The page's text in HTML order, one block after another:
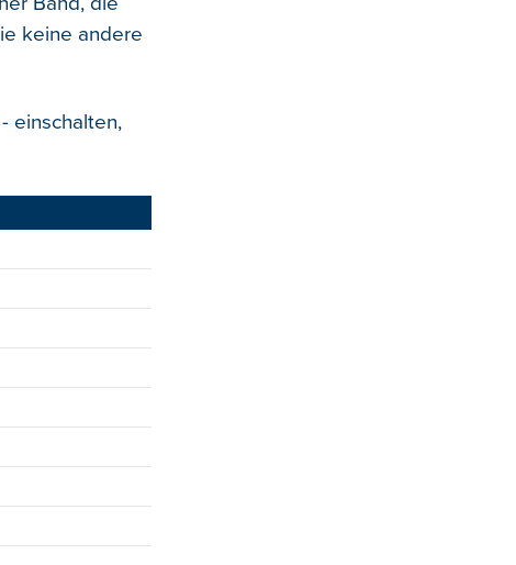
keine andere
einschalten,